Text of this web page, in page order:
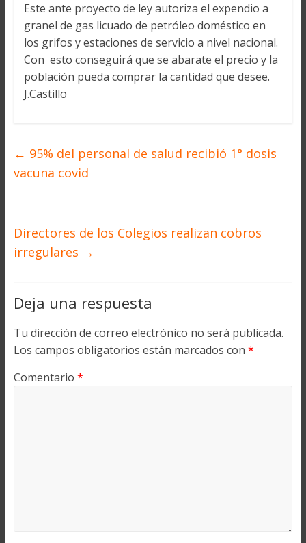
Este ante proyecto de ley autoriza el expendio a
granel de gas licuado de petróleo doméstico en
los grifos y estaciones de servicio a nivel nacional.
Con esto conseguirá que se abarate el precio y la
población pueda comprar la cantidad que desee.
J.Castillo
← 95% del personal de salud recibió 1° dosis
vacuna covid
Directores de los Colegios realizan cobros
irregulares →
Deja una respuesta
Tu dirección de correo electrónico no será publicada.
Los campos obligatorios están marcados con *
Comentario *